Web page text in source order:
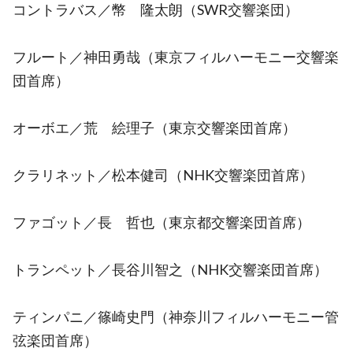
コントラバス／幣 隆太朗（SWR交響楽団）
フルート／神田勇哉（東京フィルハーモニー交響楽
団首席）
オーボエ／荒 絵理子（東京交響楽団首席）
クラリネット／松本健司（NHK交響楽団首席）
ファゴット／長 哲也（東京都交響楽団首席）
トランペット／長谷川智之（NHK交響楽団首席）
ティンパニ／篠崎史門（神奈川フィルハーモニー管
弦楽団首席）